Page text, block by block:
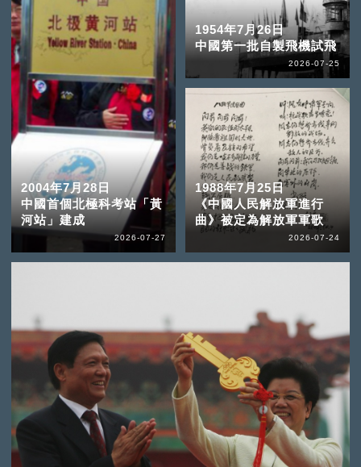
2004年7月28日
中國首個北極科考站「黃
河站」建成
2026-07-27
1954年7月26日
中國第一批自製飛機試飛
2026-07-25
1988年7月25日
《中國人民解放軍進行
曲》被定為解放軍軍歌
2026-07-24